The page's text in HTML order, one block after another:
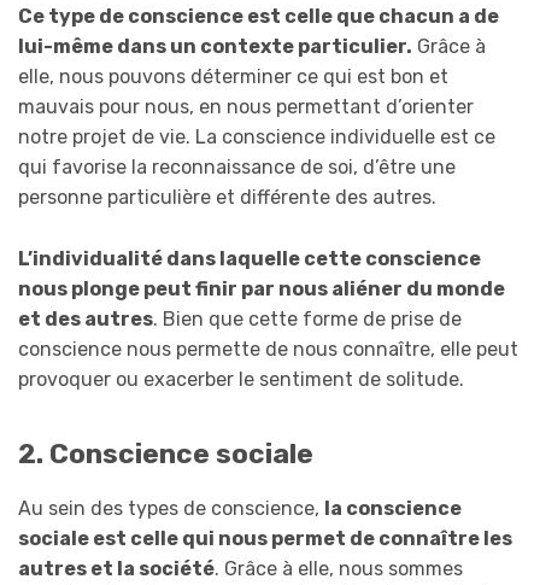
Ce type de conscience est celle que chacun a de
lui-même dans un contexte particulier. Grâce à
elle, nous pouvons déterminer ce qui est bon et
mauvais pour nous, en nous permettant d’orienter
notre projet de vie. La conscience individuelle est ce
qui favorise la reconnaissance de soi, d’être une
personne particulière et différente des autres.
L’individualité dans laquelle cette conscience
nous plonge peut finir par nous aliéner du monde
et des autres. Bien que cette forme de prise de
conscience nous permette de nous connaître, elle peut
provoquer ou exacerber le sentiment de solitude.
2. Conscience sociale
Au sein des types de conscience, la conscience
sociale est celle qui nous permet de connaître les
autres et la société. Grâce à elle, nous sommes